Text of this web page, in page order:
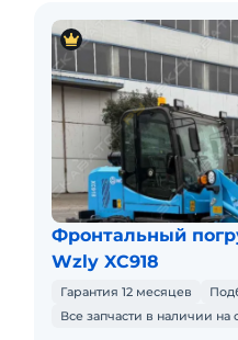
Фронтальный
Wzly XC918
Гарантия 12 месяцев
Все запчасти в наличии на